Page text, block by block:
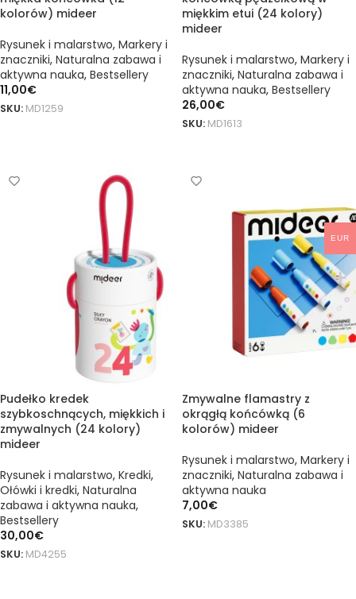
kolorów) mideer
Rysunek i malarstwo, Markery i
znaczniki, Naturalna zabawa i
aktywna nauka, Bestsellery
11,00€
SKU: MD1259
miękkim etui (24 kolory)
mideer
Rysunek i malarstwo, Markery i
znaczniki, Naturalna zabawa i
aktywna nauka, Bestsellery
26,00€
SKU: MD1613
Pudełko kredek
szybkoschnących, miękkich i
zmywalnych (24 kolory)
mideer
Rysunek i malarstwo, Kredki,
Ołówki i kredki, Naturalna
zabawa i aktywna nauka,
Bestsellery
30,00€
SKU: MD4255
Zmywalne flamastry z
okrągłą końcówką (6
kolorów) mideer
Rysunek i malarstwo, Markery i
znaczniki, Naturalna zabawa i
aktywna nauka
7,00€
SKU: MD3385
EUR